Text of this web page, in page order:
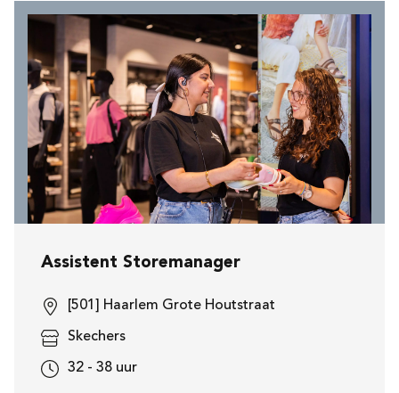
Assistent Storemanager
[501] Haarlem Grote Houtstraat
Skechers
32 - 38 uur